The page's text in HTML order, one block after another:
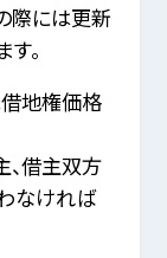
際には更新
。
借地権価格
、借主双方
なければ